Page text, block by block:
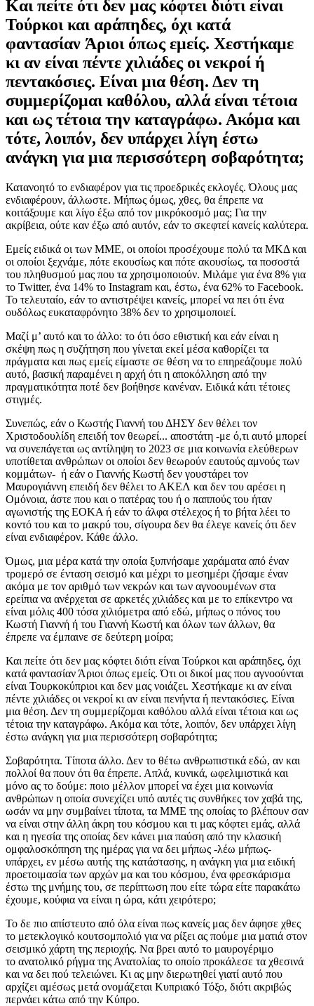
Και πείτε ότι δεν μας κόφτει διότι είναι
Τούρκοι και αράπηδες, όχι κατά
φαντασίαν Άριοι όπως εμείς. Χεστήκαμε
κι αν είναι πέντε χιλιάδες οι νεκροί ή
πεντακόσιες. Είναι μια θέση. Δεν τη
συμμερίζομαι καθόλου, αλλά είναι τέτοια
και ως τέτοια την καταγράφω. Ακόμα και
τότε, λοιπόν, δεν υπάρχει λίγη έστω
ανάγκη για μια περισσότερη σοβαρότητα;
Κατανοητό το ενδιαφέρον για τις προεδρικές εκλογές. Όλους μας
ενδιαφέρουν, άλλωστε. Μήπως όμως, χθες, θα έπρεπε να
κοιτάξουμε και λίγο έξω από τον μικρόκοσμό μας; Για την
ακρίβεια, ούτε καν έξω από αυτόν, εάν το σκεφτεί κανείς καλύτερα.
Εμείς ειδικά οι των ΜΜΕ, οι οποίοι προσέχουμε πολύ τα ΜΚΔ και
οι οποίοι ξεχνάμε, πότε εκουσίως και πότε ακουσίως, τα ποσοστά
του πληθυσμού μας που τα χρησιμοποιούν. Μιλάμε για ένα 8% για
το Twitter, ένα 14% το Instagram και, έστω, ένα 62% το Facebook.
Το τελευταίο, εάν το αντιστρέψει κανείς, μπορεί να πει ότι ένα
ουδόλως ευκαταφρόνητο 38% δεν το χρησιμοποιεί.
Μαζί μ’ αυτό και το άλλο: το ότι όσο εθιστική και εάν είναι η
σκέψη πως η συζήτηση που γίνεται εκεί μέσα καθορίζει τα
πράγματα και πως εμείς είμαστε σε θέση να το επηρεάζουμε πολύ
αυτό, βασική παραμένει η αρχή ότι η αποκόλληση από την
πραγματικότητα ποτέ δεν βοήθησε κανέναν. Ειδικά κάτι τέτοιες
στιγμές.
Συνεπώς, εάν ο Κωστής Γιαννή του ΔΗΣΥ δεν θέλει τον
Χριστοδουλίδη επειδή τον θεωρεί... αποστάτη -με ό,τι αυτό μπορεί
να συνεπάγεται ως αντίληψη το 2023 σε μια κοινωνία ελεύθερων
υποτίθεται ανθρώπων οι οποίοι δεν θεωρούν εαυτούς αμνούς των
κομμάτων- ή εάν ο Γιαννής Κωστή δεν γουστάρει τον
Μαυρογιάννη επειδή δεν θέλει το ΑΚΕΛ και δεν του αρέσει η
Ομόνοια, άστε που και ο πατέρας του ή ο παππούς του ήταν
αγωνιστής της ΕΟΚΑ ή εάν το άλφα στέλεχος ή το βήτα λέει το
κοντό του και το μακρύ του, σίγουρα δεν θα έλεγε κανείς ότι δεν
είναι ενδιαφέρον. Κάθε άλλο.
Όμως, μια μέρα κατά την οποία ξυπνήσαμε χαράματα από έναν
τρομερό σε ένταση σεισμό και μέχρι το μεσημέρι ζήσαμε έναν
ακόμα με τον αριθμό των νεκρών και των αγνοουμένων στα
ερείπια να ανέρχεται σε αρκετές χιλιάδες και με το επίκεντρο να
είναι μόλις 400 τόσα χιλιόμετρα από εδώ, μήπως ο πόνος του
Κωστή Γιαννή ή του Γιαννή Κωστή και όλων των άλλων, θα
έπρεπε να έμπαινε σε δεύτερη μοίρα;
Και πείτε ότι δεν μας κόφτει διότι είναι Τούρκοι και αράπηδες, όχι
κατά φαντασίαν Άριοι όπως εμείς. Ότι οι δικοί μας που αγνοούνται
είναι Τουρκοκύπριοι και δεν μας νοιάζει. Χεστήκαμε κι αν είναι
πέντε χιλιάδες οι νεκροί κι αν είναι πενήντα ή πεντακόσιες. Είναι
μια θέση. Δεν τη συμμερίζομαι καθόλου αλλά είναι τέτοια και ως
τέτοια την καταγράφω. Ακόμα και τότε, λοιπόν, δεν υπάρχει λίγη
έστω ανάγκη για μια περισσότερη σοβαρότητα;
Σοβαρότητα. Τίποτα άλλο. Δεν το θέτω ανθρωπιστικά εδώ, αν και
πολλοί θα πουν ότι θα έπρεπε. Απλά, κυνικά, ωφελιμιστικά και
μόνο ας το δούμε: ποιο μέλλον μπορεί να έχει μια κοινωνία
ανθρώπων η οποία συνεχίζει υπό αυτές τις συνθήκες τον χαβά της,
ωσάν να μην συμβαίνει τίποτα, τα ΜΜΕ της οποίας το βλέπουν σαν
να είναι στην άλλη άκρη του κόσμου και τι μας κόφτει εμάς, αλλά
και η ηγεσία της οποίας δεν κάνει μια παύση από την κλασική
ομφαλοσκόπηση της ημέρας για να δει μήπως -λέω μήπως-
υπάρχει, εν μέσω αυτής της κατάστασης, η ανάγκη για μια ειδική
προετοιμασία των αρχών μα και του κόσμου, ένα φρεσκάρισμα
έστω της μνήμης του, σε περίπτωση που είτε τώρα είτε παρακάτω
έχουμε, κούφια να είναι η ώρα, κάτι χειρότερο;
Το δε πιο απίστευτο από όλα είναι πως κανείς μας δεν άφησε χθες
το μετεκλογικό κουτσομπολιό για να ρίξει ας πούμε μια ματιά στον
σεισμικό χάρτη της περιοχής. Να βρει αυτό το μαυρογέριμο
το ανατολικό ρήγμα της Ανατολίας το οποίο προκάλεσε τα χθεσινά
και να δει πού τελειώνει. Κι ας μην διερωτηθεί γιατί αυτό που
αρχίζει αμέσως μετά ονομάζεται Κυπριακό Τόξο, διότι ακριβώς
περνάει κάτω από την Κύπρο.